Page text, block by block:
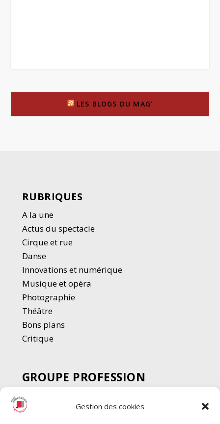
Gestion des cookies
LES BLOGS DU MAG’
RUBRIQUES
A la une
Actus du spectacle
Cirque et rue
Danse
Innovations et numérique
Musique et opéra
Photographie
Théâtre
Bons plans
Critique
GROUPE PROFESSION
SPECTACLE
Chèque Intermittents